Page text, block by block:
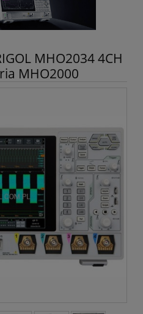
MHO2034 4CH
MHO2000